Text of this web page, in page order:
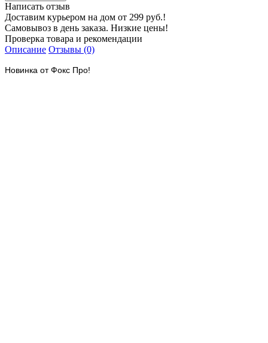
Написать отзыв
Доставим курьером на дом от 299 руб.!
Самовывоз в день заказа. Низкие цены!
Проверка товара и рекомендации
Описание Отзывы (0)
Новинка от Фокс Про!